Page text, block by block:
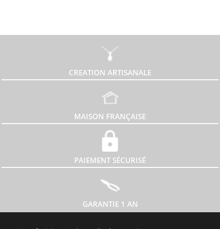
CREATION ARTISANALE
MAISON FRANÇAISE
PAIEMENT SÉCURISÉ
GARANTIE 1 AN